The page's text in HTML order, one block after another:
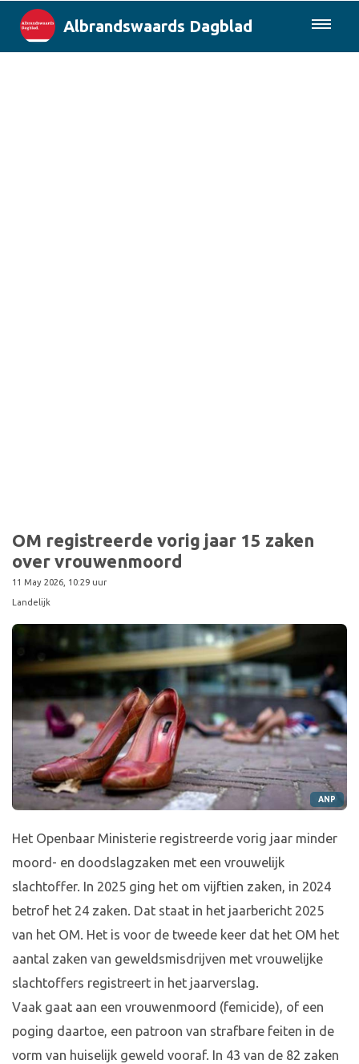
Albrandswaards Dagblad
OM registreerde vorig jaar 15 zaken
over vrouwenmoord
11 May 2026, 10:29 uur
Landelijk
ANP
Het Openbaar Ministerie registreerde vorig jaar minder
moord- en doodslagzaken met een vrouwelijk
slachtoffer. In 2025 ging het om vijftien zaken, in 2024
betrof het 24 zaken. Dat staat in het jaarbericht 2025
van het OM. Het is voor de tweede keer dat het OM het
aantal zaken van geweldsmisdrijven met vrouwelijke
slachtoffers registreert in het jaarverslag.
Vaak gaat aan een vrouwenmoord (femicide), of een
poging daartoe, een patroon van strafbare feiten in de
vorm van huiselijk geweld vooraf. In 43 van de 82 zaken